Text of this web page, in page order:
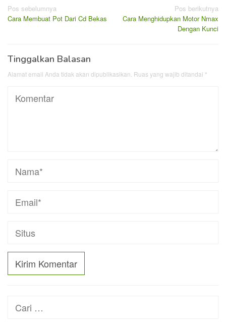
Navigasi
pos
Pos sebelumnya
Cara Membuat Pot Dari Cd Bekas
Pos berikutnya
Cara Menghidupkan Motor Nmax
Dengan Kunci
Tinggalkan Balasan
Alamat email Anda tidak akan dipublikasikan. Ruas yang wajib ditandai *
Cari